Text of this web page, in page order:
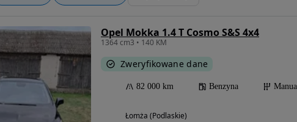
Opel Mokka 1.4 T Cosmo S&S 4x4
1364 cm3 • 140 KM
Zweryfikowane dane
82 000 km Benzyna
Łomża (Podlaskie)